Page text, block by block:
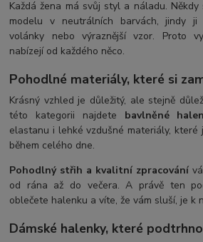
Každá žena má svůj styl a náladu.
modelu v neutrálních barvách, jindy ji
volánky nebo výraznější vzor. Proto
nabízejí od každého něco.
Pohodlné materiály, které si
Krásný vzhled je důležitý, ale stejně
této kategorii najdete bavlněné
elastanu i lehké vzdušné materiály, které
během celého dne.
Pohodlný střih a kvalitní zpracování
od rána až do večera. A právě ten
oblečete halenku a víte, že vám sluší, je k
Dámské halenky, které